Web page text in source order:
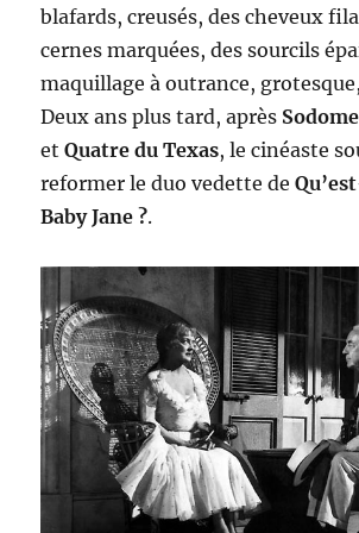
blafards, creusés, des cheveux
cernes marquées, des sourcils
maquillage à outrance,
Deux ans plus tard, après
etQuatre du Texas, le cinéaste
reformer le duo vedette de
Baby Jane ?.